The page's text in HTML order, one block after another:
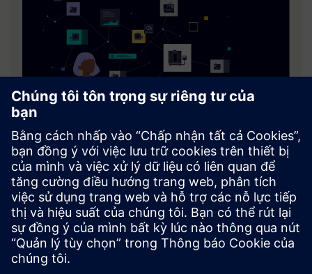
La bàn máy SINUMERIK
Tìm hiểu máy CNC SINUMERIK nào sẽ được trưng bày
tại triển lãm.
Khám phá thế giới của máy SINUMERIK